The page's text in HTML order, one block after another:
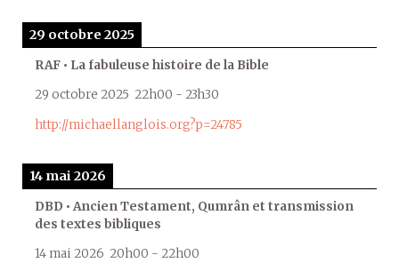
29 octobre 2025
RAF • La fabuleuse histoire de la Bible
29 octobre 2025 22h00 - 23h30
http://michaellanglois.org?p=24785
14 mai 2026
DBD • Ancien Testament, Qumrân et transmission
des textes bibliques
14 mai 2026 20h00 - 22h00